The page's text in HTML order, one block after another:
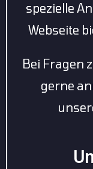
spezielle
Webseite
Bei Fragen
gerne